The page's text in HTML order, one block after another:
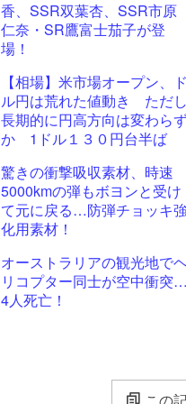
香、SSR双葉杏、SSR市原
仁奈・SR鷹富士茄子が登
場！
【相場】米市場オープン、ド
ル円は荒れた値動き ただし
長期的に円高方向は変わら
か 1ドル１３０円台半ば
驚きの衝撃吸収素材、時速
5000kmの弾もボヨンと受け
て元に戻る…防弾チョッキ強
化用素材！
オーストラリアの観光地で
リコプター同士が空中衝突…
4人死亡！